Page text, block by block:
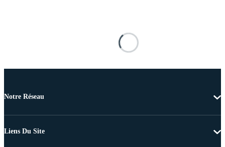
Notre Réseau
Liens Du Site